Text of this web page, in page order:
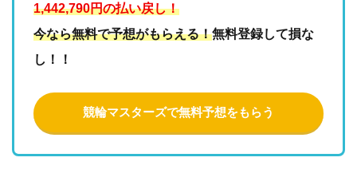
1,442,790円の払い戻し！
今なら無料で予想がもらえる！無料登録して損な
し！！
競輪マスターズで無料予想をもらう